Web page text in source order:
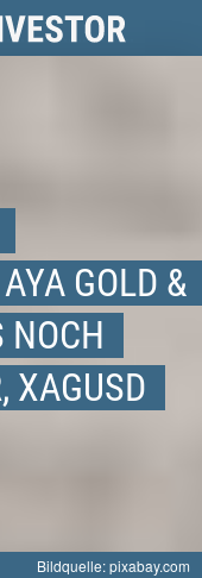
GOLD &
NOCH
XAGUSD
Bildquelle: pixabay.com